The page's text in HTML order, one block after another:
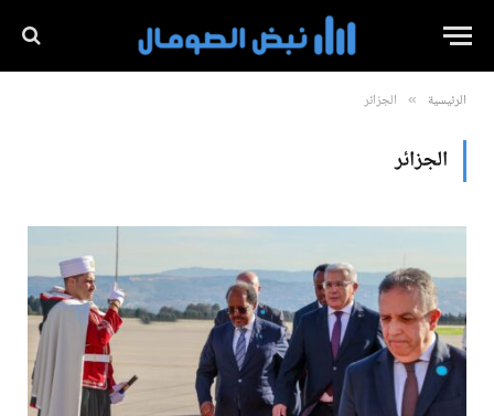
الرئيسية » الجزائر
الجزائر